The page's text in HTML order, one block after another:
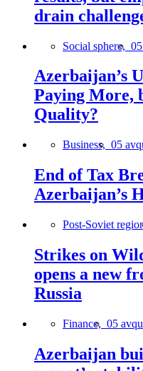
drain
Social sphere,
Azerbaijan’s
Paying More,
Quality?
Business, 05
End of Tax
Azerbaijan’s
Post-Soviet
Strikes on
opens a new
Russia
Finance, 05
Azerbaijan